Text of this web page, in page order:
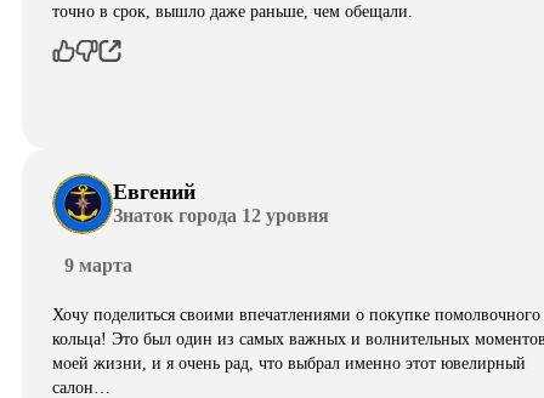
точно в срок, вышло даже раньше, чем обещали.
Евгений
Знаток города 12 уровня
9 марта
Хочу поделиться своими впечатлениями о покупке помолвочного
кольца! Это был один из самых важных и волнительных
моей жизни, и я очень рад, что выбрал именно этот ювелирный
салон…